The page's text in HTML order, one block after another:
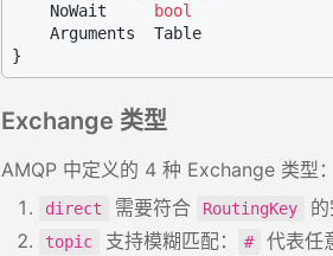
    NoWait
bool
    Arguments  Table
Exchange 类型
AMQP 中定义的 4 种 Exchange 类型：
direct 需要符合 RoutingKey
topic 支持模糊匹配： # 代表任